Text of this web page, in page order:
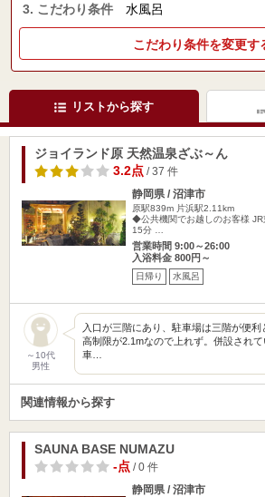
3. こだわり条件 水風呂
こだわり条件を変更す
リストから探す
ジョイランド原 天然温泉ざぶ～ん
3.2点/ 37 件
静岡県 / 沼津市
原駅839m 片浜駅2.11km
◆公共機関でお越しのお客様
15分 …
営業時間 9:00～26:00
入浴料金 800円～
日帰り 水風呂
～10代
男性
入口が三階にあり、駐車場は三階が便
高制限が2.1mなので上れず。併設され
車…
関連情報から探す
SAUNA BASE NUMAZU
-点/ 0 件
静岡県 / 沼津市